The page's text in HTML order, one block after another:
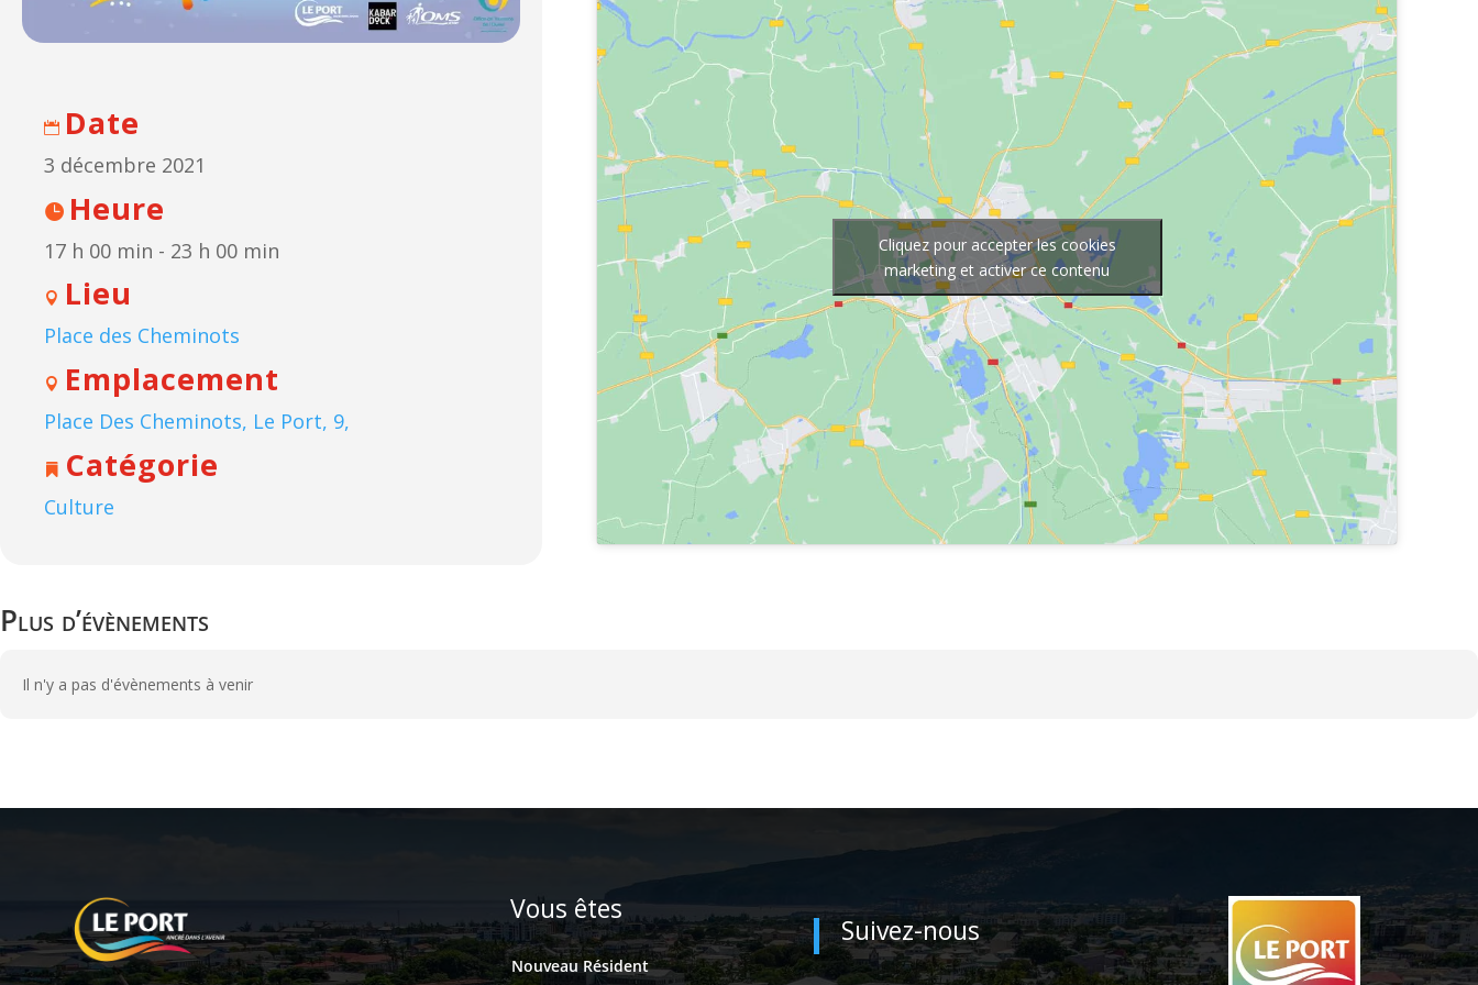
Date
3 décembre 2021
Heure
17 h 00 min - 23 h 00 min
Lieu
Place des Cheminots
Emplacement
Place Des Cheminots, Le Port, 9,
Catégorie
Culture
Cliquez pour accepter les cookies
marketing et activer ce contenu
Plus d’évènements
Il n'y a pas d'évènements à venir
Vous êtes
Nouveau Résident
Suivez-nous